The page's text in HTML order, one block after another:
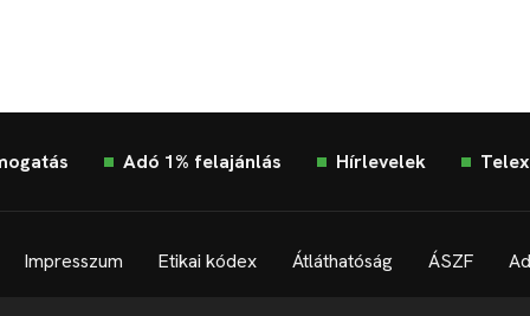
Adó 1% felajánlás Hírlevelek
Impresszum Etikai kódex Átláthatóság ÁSZF